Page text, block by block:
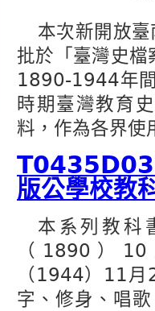
本次新開放
批於「臺灣史
1890-1944年
時期臺灣教育
料，作為各界使
版公學校教
本系列教科
（1890）
（1944）11
字、修身、唱